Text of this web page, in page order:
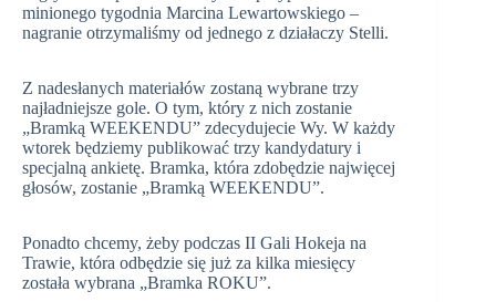
minionego tygodnia Marcina Lewartowskiego –
nagranie otrzymaliśmy od jednego z działaczy Stelli.
Z nadesłanych materiałów zostaną wybrane trzy
najładniejsze gole. O tym, który z nich zostanie
„Bramką WEEKENDU” zdecydujecie Wy. W każdy
wtorek będziemy publikować trzy kandydatury i
specjalną ankietę. Bramka, która zdobędzie najwięcej
głosów, zostanie „Bramką WEEKENDU”.
Ponadto chcemy, żeby podczas II Gali Hokeja na
Trawie, która odbędzie się już za kilka miesięcy
została wybrana „Bramka ROKU”.